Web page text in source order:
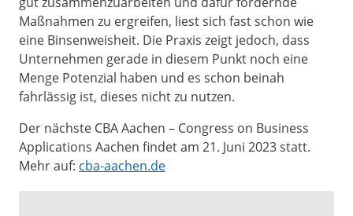
Maßnahmen zu ergreifen, liest sich fast schon wie
eine Binsenweisheit. Die Praxis zeigt jedoch, dass
Unternehmen gerade in diesem Punkt noch eine
Menge Potenzial haben und es schon beinah
fahrlässig ist, dieses nicht zu nutzen.
Der nächste CBA Aachen – Congress on Business
Applications Aachen findet am 21. Juni 2023 statt.
Mehr auf: cba-aachen.de